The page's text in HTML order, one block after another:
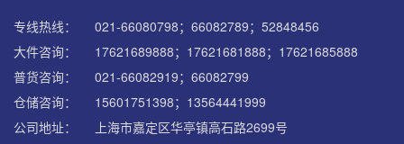
专线热线：
021-66080798；66082789；52848456
大件咨询：
17621689888；17621681888；17621685888
普货咨询：
021-66082919；66082799
仓储咨询：
15601751398；13564441999
公司地址：
上海市嘉定区华亭镇高石路2699号